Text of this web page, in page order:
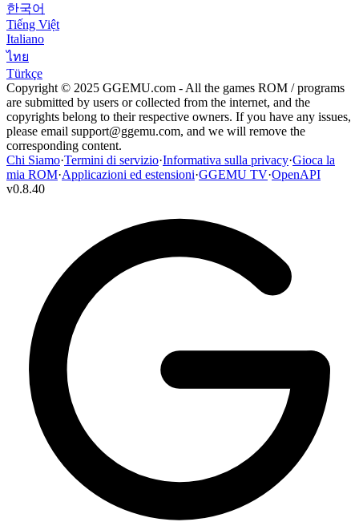
한국어
Tiếng Việt
Italiano
ไทย
Türkçe
Copyright © 2025 GGEMU.com - All the games ROM / programs
are submitted by users or collected from the internet, and the
copyrights belong to their respective owners. If you have any issues,
please email support@ggemu.com, and we will remove the
corresponding content.
Chi Siamo·Termini di servizio·Informativa sulla privacy·Gioca la
mia ROM·Applicazioni ed estensioni·GGEMU TV·OpenAPI
v0.8.40